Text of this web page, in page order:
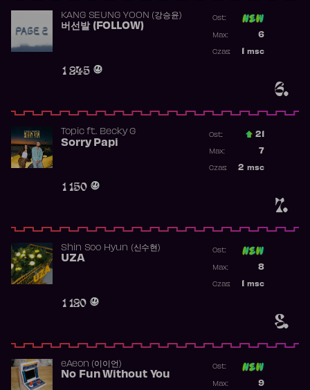
6.
KANG SEUNG YOON (강승윤)
버선발 (FOLLOW)
1 245
Ost:
6
Max:
msc
Czas:
7.
Topicft. Becky G
Sorry Papi
1 150
Ost.: 21
7
Max:
2 msc
Czas:
8.
Shin Soo Hyun (신수현)
UZA
1 120
Ost:
8
Max:
msc
Czas:
​eAeon (이이언)
No Fun Without You
Ost:
9
Max: